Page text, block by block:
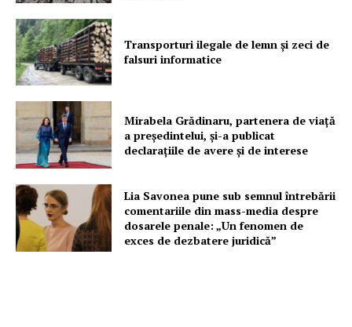
Transporturi ilegale de lemn și zeci de
falsuri informatice
Mirabela Grădinaru, partenera de viață
a președintelui, și-a publicat
declarațiile de avere și de interese
Lia Savonea pune sub semnul întrebării
comentariile din mass-media despre
dosarele penale: „Un fenomen de
exces de dezbatere juridică”